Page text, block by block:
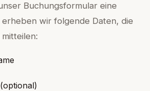
Buchungsformular eine
wir folgende Daten, die